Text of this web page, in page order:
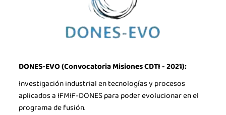
DONES-EVO (Convocatoria Misiones CDTI - 2021):
Investigación industrial en tecnologías y procesos
aplicados a IFMIF-DONES para poder evolucionar en el
programa de fusión.